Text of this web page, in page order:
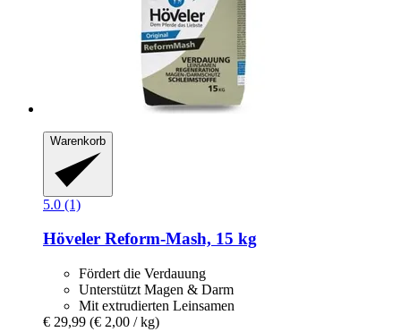
Warenkorb
5.0 (1)
Höveler Reform-​Mash, 15 kg
Fördert die Verdauung
Unterstützt Magen & Darm
Mit extrudierten Leinsamen
€ 29,99 (€ 2,00 / kg)